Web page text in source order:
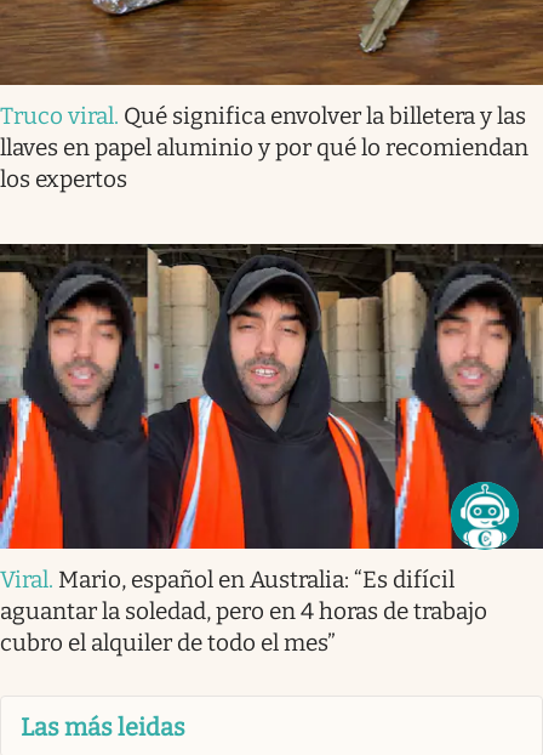
Truco viral. Qué significa envolver la billetera y las
llaves en papel aluminio y por qué lo recomiendan
los expertos
Viral. Mario, español en Australia: “Es difícil
aguantar la soledad, pero en 4 horas de trabajo
cubro el alquiler de todo el mes”
Las más leidas